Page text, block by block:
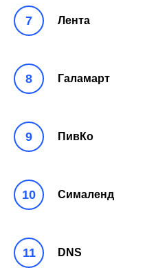
Лента
Галамарт
ПивКо
Сималенд
DNS